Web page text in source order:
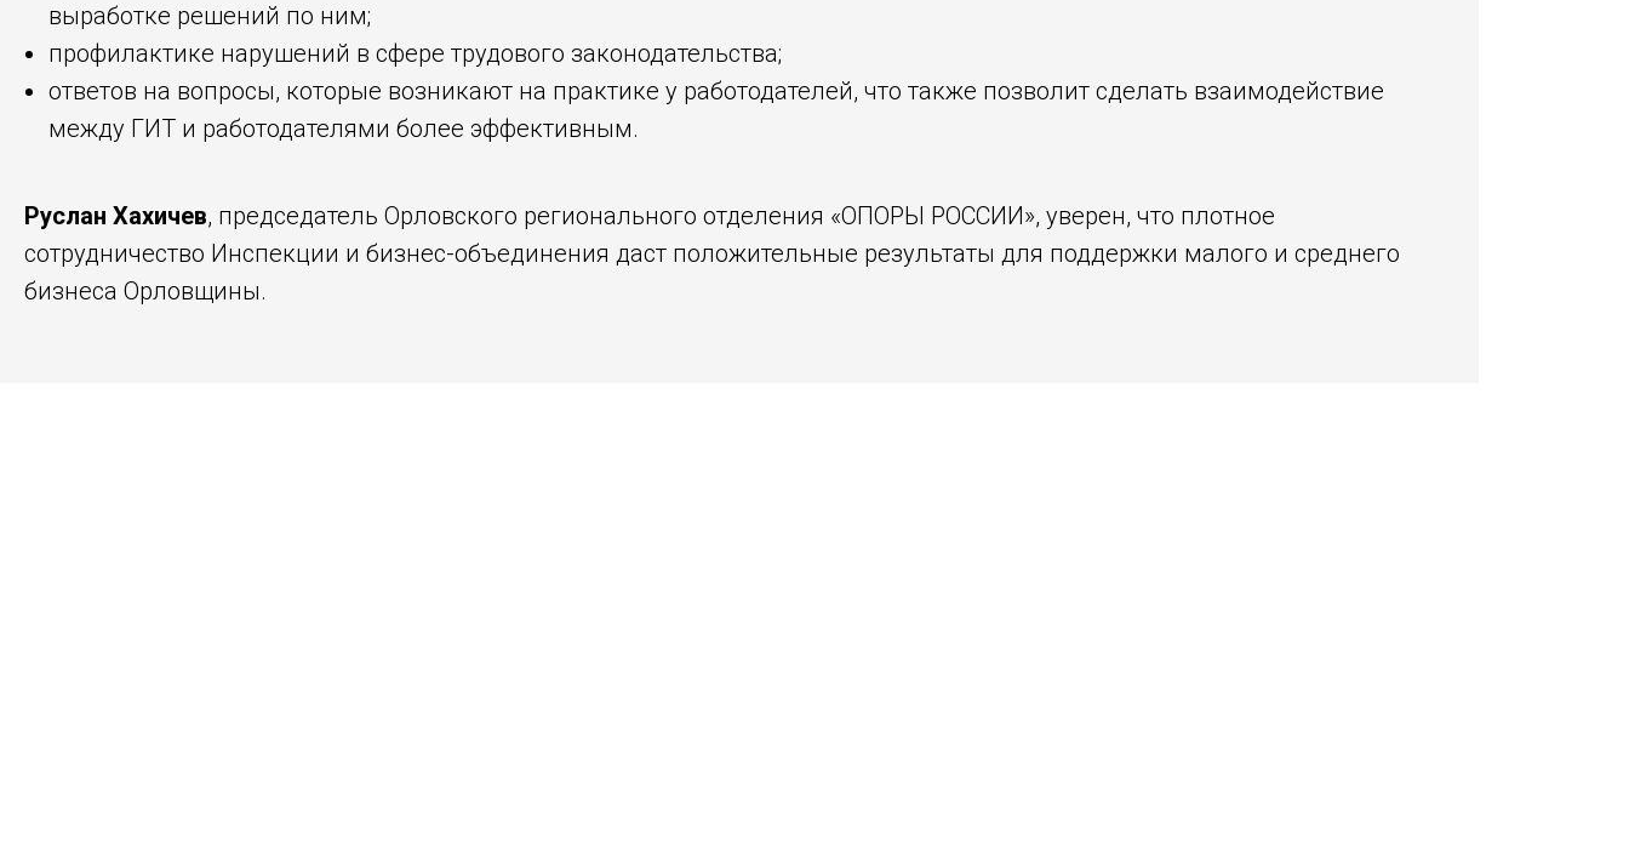
выработке решений по ним;
профилактике нарушений в сфере трудового законодательства;
ответов на вопросы, которые возникают на практике у работодателей, что также позволит сделать взаимодействие
между ГИТ и работодателями более эффективным.
Руслан Хахичев, председатель Орловского регионального отделения «ОПОРЫ РОССИИ», уверен, что плотное
сотрудничество Инспекции и бизнес-объединения даст положительные результаты для поддержки малого и среднего
бизнеса Орловщины.